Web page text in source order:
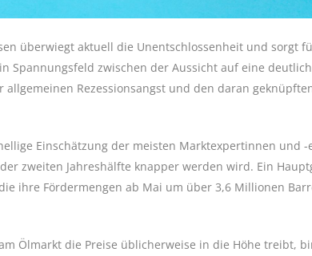
überwiegt aktuell die Unentschlossenheit und sorgt
Spannungsfeld zwischen der Aussicht auf eine
Rezessionsangst und den daran
Einschätzung der meisten Marktexpertinnen und -
zweiten Jahreshälfte knapper werden wird. Ein
ihre Fördermengen ab Mai um über 3,6 Millionen
Ölmarkt die Preise üblicherweise in die Höhe treibt,